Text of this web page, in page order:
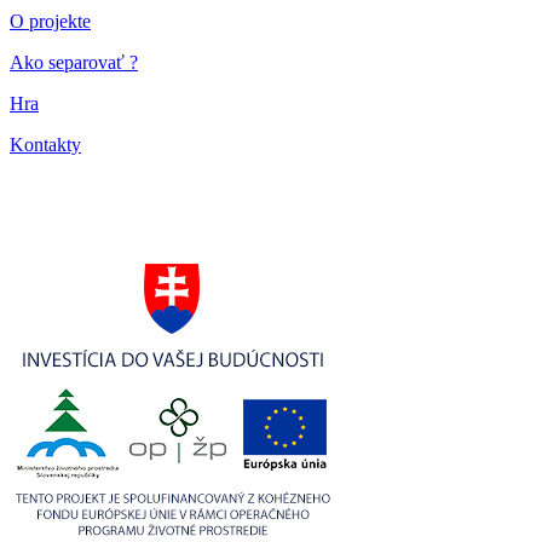
O projekte
Ako separovať ?
Hra
Kontakty